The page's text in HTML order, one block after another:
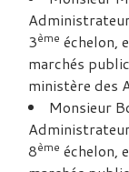
3ème échelon,
marchés
ministère des
Monsieur
8ème échelon,